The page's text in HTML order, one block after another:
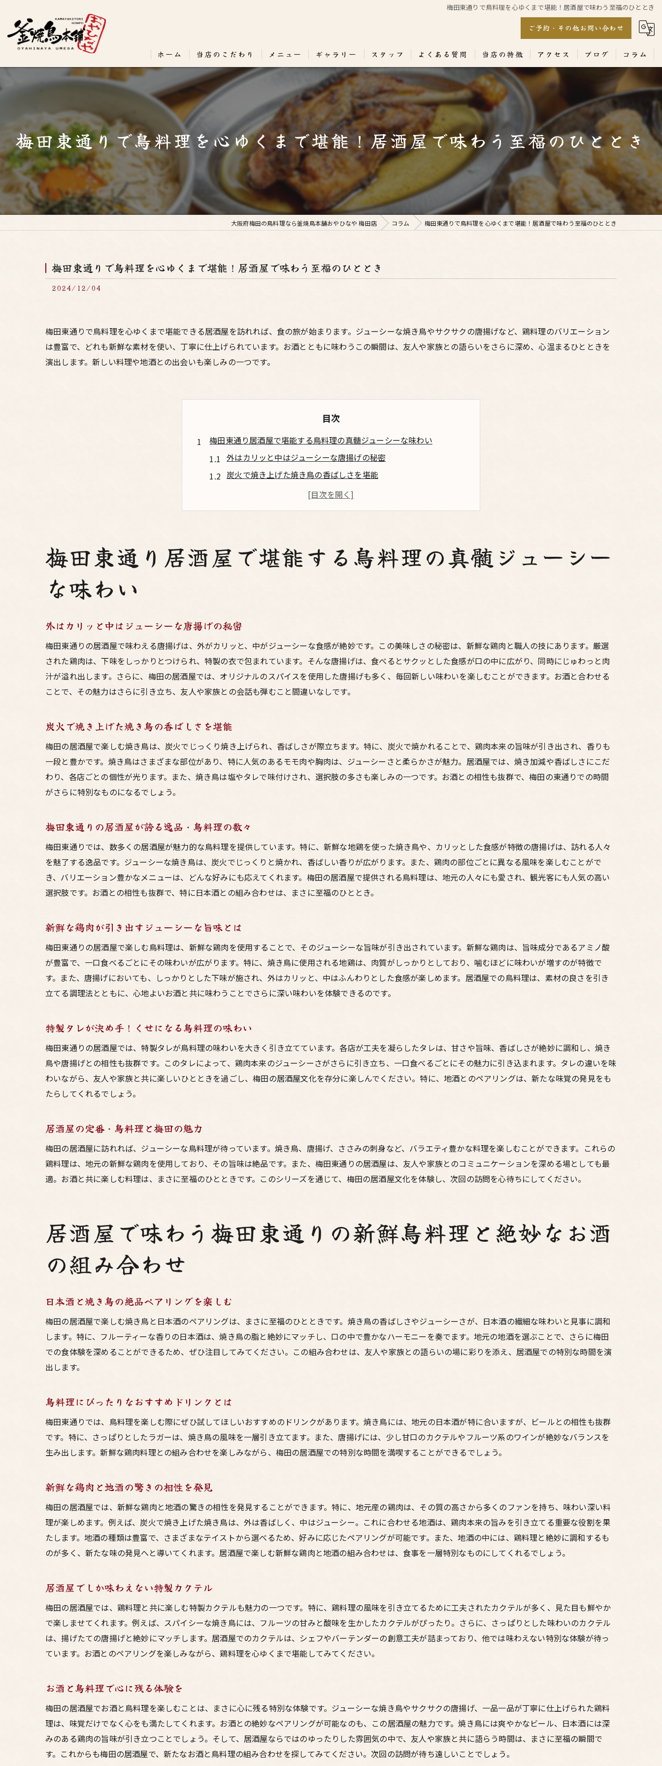
梅田東通りで鳥料理を心ゆくまで堪能！居酒屋で味わう至福のひととき
ご予約・その他お問い合わせ
ホーム 当店のこだわり メニュー ギャラリー スタッフ よくある質問 当店の特徴
居酒屋
専門店
ランチ
テイクアウト
コース
アクセス ブログ コラム
梅田東通りで鳥料理を心ゆくまで堪能！居酒屋で味わう至福のひととき
大阪府梅田の鳥料理なら釜焼鳥本舗おやひなや 梅田店 コラム 梅田東通りで鳥料理を心ゆくまで堪能！居酒屋で味わう至福のひととき
梅田東通りで鳥料理を心ゆくまで堪能！居酒屋で味わう至福のひととき
2024/12/04
梅田東通りで鳥料理を心ゆくまで堪能できる居酒屋を訪れれば、食の旅が始まります。ジューシーな焼き鳥やサクサクの唐揚げなど、鶏料理のバリエーション
は豊富で、どれも新鮮な素材を使い、丁寧に仕上げられています。お酒とともに味わうこの瞬間は、友人や家族との語らいをさらに深め、心温まるひとときを
演出します。新しい料理や地酒との出会いも楽しみの一つです。
目次
梅田東通り居酒屋で堪能する鳥料理の真髄ジューシーな味わい
外はカリッと中はジューシーな唐揚げの秘密
炭火で焼き上げた焼き鳥の香ばしさを堪能
梅田東通りの居酒屋が誇る逸品・鳥料理の数々
新鮮な鶏肉が引き出すジューシーな旨味とは
居酒屋で味わう梅田東通りの新鮮鳥料理と絶妙なお酒の組み合わせ
居酒屋でしか味わえない特製カクテル
お酒と鳥料理で心に残る体験を
梅田で見つける絶妙な味の組み合わせ
東通りで鳥料理とお酒が叶える心温まる団らんの時間
友人と過ごす居酒屋での心温まるひととき
鳥料理を囲むときの笑顔の理由
お酒と共に語り合う至福の時間
居酒屋で心を癒す団らんの魅力
梅田東通りで過ごす心豊かなひととき
梅田の居酒屋で体験する鳥料理の進化
一度は試したい珍しい鳥料理の数々
居酒屋で発見する新たな味わいの世界
居酒屋で楽しむ梅田東通りの鳥料理と友人とのかけがえのないひととき
居酒屋で語り合う大切な思い出
鳥料理を楽しむことで深まる友情
居酒屋でのひとときがもたらす幸せ
梅田東通りでの思い出作りの場所
梅田で発見する居酒屋の鳥料理の魅力とお酒の相性の良さ
梅田の居酒屋で鳥料理を探す旅
お酒と鳥料理のペアリングに驚き
居酒屋の鳥料理で知る梅田の魅力
東通り散策後には居酒屋で鳥料理とお酒で心を癒す
散策後の居酒屋で味わう贅沢な瞬間
お酒と鳥料理で心を満たす夜
夜を彩る居酒屋料理の魅力
お酒と料理で贅沢なひとときを
居酒屋で過ごす特別な夜
梅田での贅沢なディナー体験
梅田東通り居酒屋で堪能する鳥料理の真髄ジューシー
な味わい
外はカリッと中はジューシーな唐揚げの秘密
梅田東通りの居酒屋で味わえる唐揚げは、外がカリッと、中がジューシーな食感が絶妙です。この美味しさの秘密は、新鮮な鶏肉と職人の技にあります。厳選
された鶏肉は、下味をしっかりとつけられ、特製の衣で包まれています。そんな唐揚げは、食べるとサクッとした食感が口の中に広がり、同時にじゅわっと肉
汁が溢れ出します。さらに、梅田の居酒屋では、オリジナルのスパイスを使用した唐揚げも多く、毎回新しい味わいを楽しむことができます。お酒と合わせる
ことで、その魅力はさらに引き立ち、友人や家族との会話も弾むこと間違いなしです。
炭火で焼き上げた焼き鳥の香ばしさを堪能
梅田の居酒屋で楽しむ焼き鳥は、炭火でじっくり焼き上げられ、香ばしさが際立ちます。特に、炭火で焼かれることで、鶏肉本来の旨味が引き出され、香りも
一段と豊かです。焼き鳥はさまざまな部位があり、特に人気のあるモモ肉や胸肉は、ジューシーさと柔らかさが魅力。居酒屋では、焼き加減や香ばしさにこだ
わり、各店ごとの個性が光ります。また、焼き鳥は塩やタレで味付けされ、選択肢の多さも楽しみの一つです。お酒との相性も抜群で、梅田の東通りでの時間
がさらに特別なものになるでしょう。
梅田東通りの居酒屋が誇る逸品・鳥料理の数々
梅田東通りでは、数多くの居酒屋が魅力的な鳥料理を提供しています。特に、新鮮な地鶏を使った焼き鳥や、カリッとした食感が特徴の唐揚げは、訪れる人々
を魅了する逸品です。ジューシーな焼き鳥は、炭火でじっくりと焼かれ、香ばしい香りが広がります。また、鶏肉の部位ごとに異なる風味を楽しむことがで
き、バリエーション豊かなメニューは、どんな好みにも応えてくれます。梅田の居酒屋で提供される鳥料理は、地元の人々にも愛され、観光客にも人気の高い
選択肢です。お酒との相性も抜群で、特に日本酒との組み合わせは、まさに至福のひととき。
新鮮な鶏肉が引き出すジューシーな旨味とは
梅田東通りの居酒屋で楽しむ鳥料理は、新鮮な鶏肉を使用することで、そのジューシーな旨味が引き出されています。新鮮な鶏肉は、旨味成分であるアミノ酸
が豊富で、一口食べるごとにその味わいが広がります。特に、焼き鳥に使用される地鶏は、肉質がしっかりとしており、噛むほどに味わいが増すのが特徴で
す。また、唐揚げにおいても、しっかりとした下味が施され、外はカリッと、中はふんわりとした食感が楽しめます。居酒屋での鳥料理は、素材の良さを引き
立てる調理法とともに、心地よいお酒と共に味わうことでさらに深い味わいを体験できるのです。
特製タレが決め手！くせになる鳥料理の味わい
梅田東通りの居酒屋では、特製タレが鳥料理の味わいを大きく引き立てています。各店が工夫を凝らしたタレは、甘さや旨味、香ばしさが絶妙に調和し、焼き
鳥や唐揚げとの相性も抜群です。このタレによって、鶏肉本来のジューシーさがさらに引き立ち、一口食べるごとにその魅力に引き込まれます。タレの違いを味
わいながら、友人や家族と共に楽しいひとときを過ごし、梅田の居酒屋文化を存分に楽しんでください。特に、地酒とのペアリングは、新たな味覚の発見をも
たらしてくれるでしょう。
居酒屋の定番・鳥料理と梅田の魅力
梅田の居酒屋に訪れれば、ジューシーな鳥料理が待っています。焼き鳥、唐揚げ、ささみの刺身など、バラエティ豊かな料理を楽しむことができます。これらの
鶏料理は、地元の新鮮な鶏肉を使用しており、その旨味は絶品です。また、梅田東通りの居酒屋は、友人や家族とのコミュニケーションを深める場としても最
適。お酒と共に楽しむ料理は、まさに至福のひとときです。このシリーズを通じて、梅田の居酒屋文化を体験し、次回の訪問を心待ちにしてください。
居酒屋で味わう梅田東通りの新鮮鳥料理と絶妙なお酒
の組み合わせ
日本酒と焼き鳥の絶品ペアリングを楽しむ
梅田の居酒屋で楽しむ焼き鳥と日本酒のペアリングは、まさに至福のひとときです。焼き鳥の香ばしさやジューシーさが、日本酒の繊細な味わいと見事に調和
します。特に、フルーティーな香りの日本酒は、焼き鳥の脂と絶妙にマッチし、口の中で豊かなハーモニーを奏でます。地元の地酒を選ぶことで、さらに梅田
での食体験を深めることができるため、ぜひ注目してみてください。この組み合わせは、友人や家族との語らいの場に彩りを添え、居酒屋での特別な時間を演
出します。
鳥料理にぴったりなおすすめドリンクとは
梅田東通りでは、鳥料理を楽しむ際にぜひ試してほしいおすすめのドリンクがあります。焼き鳥には、地元の日本酒が特に合いますが、ビールとの相性も抜群
です。特に、さっぱりとしたラガーは、焼き鳥の風味を一層引き立てます。また、唐揚げには、少し甘口のカクテルやフルーツ系のワインが絶妙なバランスを
生み出します。新鮮な鶏肉料理との組み合わせを楽しみながら、梅田の居酒屋での特別な時間を満喫することができるでしょう。
新鮮な鶏肉と地酒の驚きの相性を発見
梅田の居酒屋では、新鮮な鶏肉と地酒の驚きの相性を発見することができます。特に、地元産の鶏肉は、その質の高さから多くのファンを持ち、味わい深い料
理が楽しめます。例えば、炭火で焼き上げた焼き鳥は、外は香ばしく、中はジューシー。これに合わせる地酒は、鶏肉本来の旨みを引き立てる重要な役割を果
たします。地酒の種類は豊富で、さまざまなテイストから選べるため、好みに応じたペアリングが可能です。また、地酒の中には、鶏料理と絶妙に調和するも
のが多く、新たな味の発見へと導いてくれます。居酒屋で楽しむ新鮮な鶏肉と地酒の組み合わせは、食事を一層特別なものにしてくれるでしょう。
居酒屋でしか味わえない特製カクテル
梅田の居酒屋では、鶏料理と共に楽しむ特製カクテルも魅力の一つです。特に、鶏料理の風味を引き立てるために工夫されたカクテルが多く、見た目も鮮やか
で楽しませてくれます。例えば、スパイシーな焼き鳥には、フルーツの甘みと酸味を生かしたカクテルがぴったり。さらに、さっぱりとした味わいのカクテル
は、揚げたての唐揚げと絶妙にマッチします。居酒屋でのカクテルは、シェフやバーテンダーの創意工夫が詰まっており、他では味わえない特別な体験が待っ
ています。お酒とのペアリングを楽しみながら、鶏料理を心ゆくまで堪能してみてください。
お酒と鳥料理で心に残る体験を
梅田の居酒屋でお酒と鳥料理を楽しむことは、まさに心に残る特別な体験です。ジューシーな焼き鳥やサクサクの唐揚げ、一品一品が丁寧に仕上げられた鶏料
理は、味覚だけでなく心をも満たしてくれます。お酒との絶妙なペアリングが可能なのも、この居酒屋の魅力です。焼き鳥には爽やかなビール、日本酒には深
みのある鶏肉の旨味が引き立つことでしょう。そして、居酒屋ならではのゆったりした雰囲気の中で、友人や家族と共に語らう時間は、まさに至福の瞬間で
す。これからも梅田の居酒屋で、新たなお酒と鳥料理の組み合わせを探してみてください。次回の訪問が待ち遠しいことでしょう。